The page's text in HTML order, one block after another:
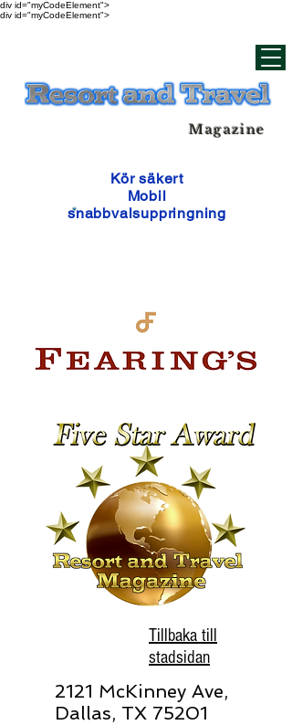
div id="myCodeElement">
div id="myCodeElement">
Magazine
Kör säkert
Mobil
snabbvalsuppringning
Tillbaka till
stadsidan
2121 McKinney Ave,
Dallas, TX 75201